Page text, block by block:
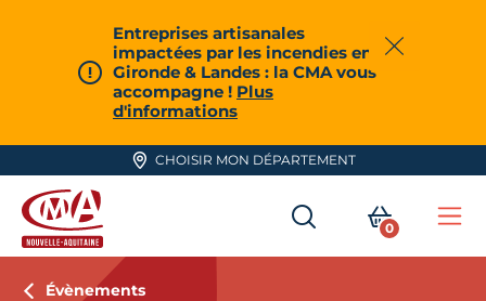
Entreprises artisanales
impactées par les incendies en
Gironde & Landes : la CMA vous
accompagne ! Plus
d'informations
Fermer
CHOISIR MON DÉPARTEMENT
CMA Nouvelle-Aquitaine
RECHERCHER
MON
0
Évènements